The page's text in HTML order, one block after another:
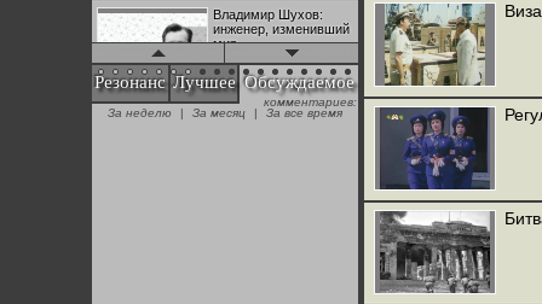
Владимир Шухов:
инженер, изменивший
мир
"Аркадий Коц" на
эгалите-фесте "Не
Резонанс Лучшее Обсуждаемое
комментариев:
За неделю
| За месяц | За все время